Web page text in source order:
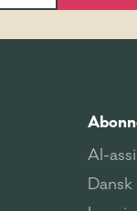
AI-